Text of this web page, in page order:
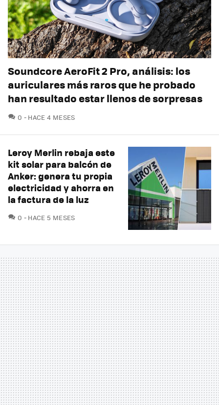
Soundcore AeroFit 2 Pro, análisis: los
auriculares más raros que he probado
han resultado estar llenos de sorpresas
0 COMENTARIOS
HACE 4 MESES
Leroy Merlin rebaja este
kit solar para balcón de
Anker: genera tu propia
electricidad y ahorra en
la factura de la luz
0 COMENTARIOS
HACE 5 MESES